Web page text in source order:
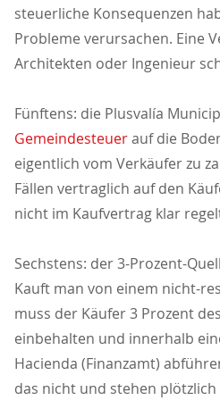
steuerliche Konsequenzen
Probleme verursachen. Eine
Architekten oder Ingenieur
Fünftens: die Plusvalía
Gemeindesteuerauf die
eigentlich vom Verkäufer zu
Fällen vertraglich auf den
nicht im Kaufvertrag klar
Sechstens: der 3-Prozent-
Kauft man von einem nicht-
muss der Käufer 3 Prozent
einbehalten und innerhalb
Hacienda (Finanzamt)
das nicht und stehen